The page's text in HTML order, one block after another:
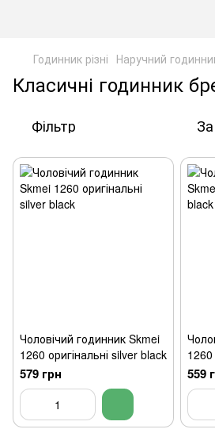
Годинник різні Наручний
Класичні годинник
Фільтр
Чоловічий годинник Skmei
1260 оригінальні silver black
579 грн
1260
559